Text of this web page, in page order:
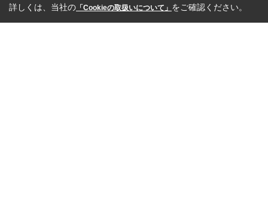
詳しくは、当社の 「Cookieの取扱いについて」 をご確認ください。